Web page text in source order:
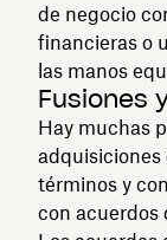
de negocio
financieras o
las manos
Fusiones
Hay muchas
adquisiciones
términos y
con acuerdos